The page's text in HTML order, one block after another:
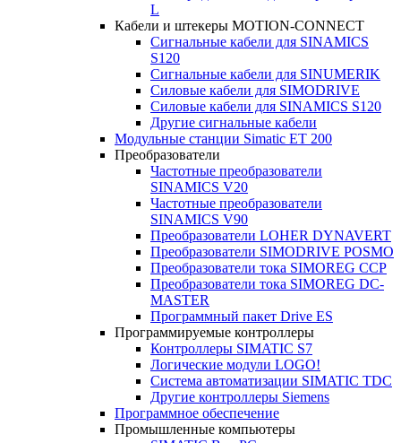
L
Кабели и штекеры MOTION-CONNECT
Сигнальные кабели для SINAMICS
S120
Сигнальные кабели для SINUMERIK
Силовые кабели для SIMODRIVE
Силовые кабели для SINAMICS S120
Другие сигнальные кабели
Модульные станции Simatic ET 200
Преобразователи
Частотные преобразователи
SINAMICS V20
Частотные преобразователи
SINAMICS V90
Преобразователи LOHER DYNAVERT
Преобразователи SIMODRIVE POSMO
Преобразователи тока SIMOREG CCP
Преобразователи тока SIMOREG DC-
MASTER
Программный пакет Drive ES
Программируемые контроллеры
Контроллеры SIMATIC S7
Логические модули LOGO!
Система автоматизации SIMATIC TDC
Другие контроллеры Siemens
Программное обеспечение
Промышленные компьютеры